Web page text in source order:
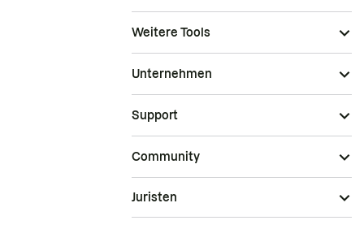
Weitere Tools
Unternehmen
Support
Community
Juristen